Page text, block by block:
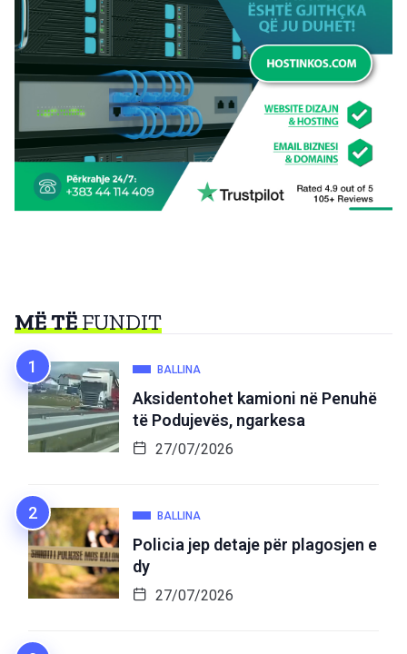
MË TËFUNDIT
BALLINA
Aksidentohet kamioni në Penuhë
të Podujevës, ngarkesa
27/07/2026
BALLINA
Policia jep detaje për plagosjen e
dy
27/07/2026